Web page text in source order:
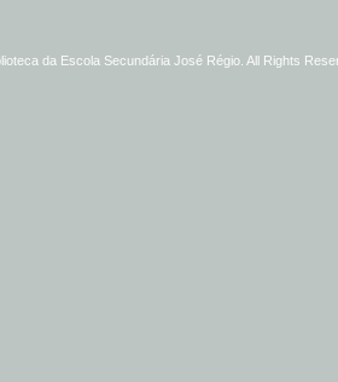
da Escola Secundária José Régio. All Rights